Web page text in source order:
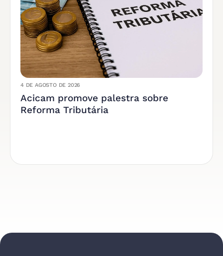
4 DE AGOSTO DE 2026
Acicam promove palestra sobre
Reforma Tributária